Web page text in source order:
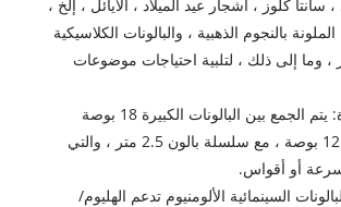
سانتا كلوز ، أشجار عيد الميلاد ، الأيائل ، إلخ ،
الملونة بالنجوم الذهبية ، والبالونات الكلاسيكية
، وما إلى ذلك ، لتلبية احتياجات موضوعات
مواصفات مغطاة: يتم الجمع بين البالونات الكبيرة 18 بوصة
وبالونات صغيرة 12 بوصة ، مع سلسلة بالون 2.5 متر ، والتي
أو أقواس.
السينمائية الألومنيوم تدعم الهليوم/